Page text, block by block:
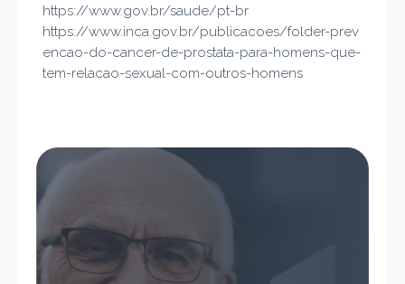
https://www.gov.br/saude/pt-br
https://www.inca.gov.br/publicacoes/folder-prev
encao-do-cancer-de-prostata-para-homens-que-
tem-relacao-sexual-com-outros-homens